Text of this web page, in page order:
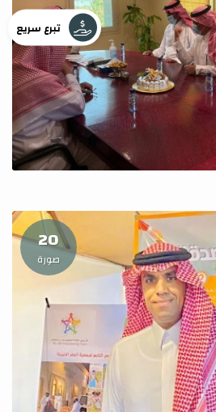
20
صورة
تبرع سريع